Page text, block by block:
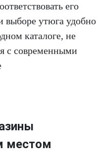
его
выборе утюга удобно
каталоге, не
с современными
местом